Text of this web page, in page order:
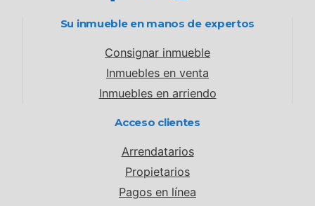
Su inmueble en manos de expertos
Consignar inmueble
Inmuebles en venta
Inmuebles en arriendo
Acceso clientes
Arrendatarios
Propietarios
Pagos en línea